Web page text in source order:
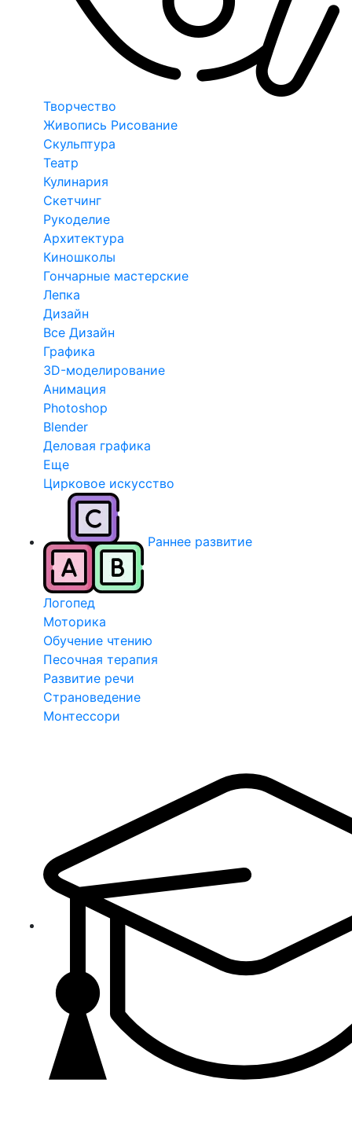
Творчество
Живопись Рисование
Скульптура
Театр
Кулинария
Скетчинг
Рукоделие
Архитектура
Киношколы
Гончарные мастерские
Лепка
Дизайн
Все Дизайн
Графика
3D-моделирование
Анимация
Photoshop
Blender
Деловая графика
Еще
Цирковое искусство
Раннее развитие
Логопед
Моторика
Обучение чтению
Песочная терапия
Развитие речи
Страноведение
Монтессори